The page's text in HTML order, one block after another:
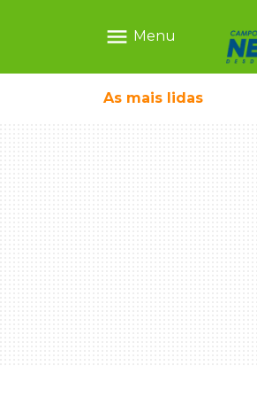
menu Menu
As mais lidas
mercado ilegal de emagrecedores